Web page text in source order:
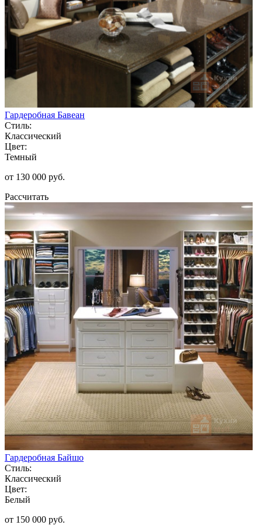
Гардеробная Бавеан
Стиль:
Классический
Цвет:
Темный
от 130 000 руб.
Рассчитать
Гардеробная Байшо
Стиль:
Классический
Цвет:
Белый
от 150 000 руб.